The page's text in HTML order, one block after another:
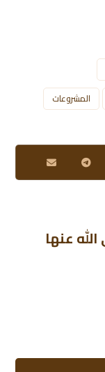
المشروعات
عنها